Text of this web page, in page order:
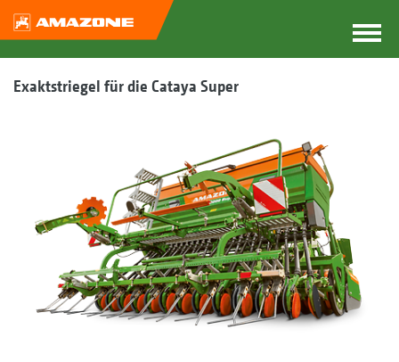
Exaktstriegel für die Cataya Super